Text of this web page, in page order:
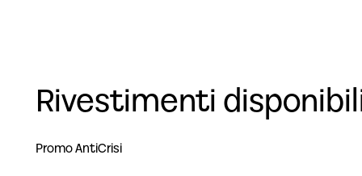
Rivestimenti
Promo AntiCrisi